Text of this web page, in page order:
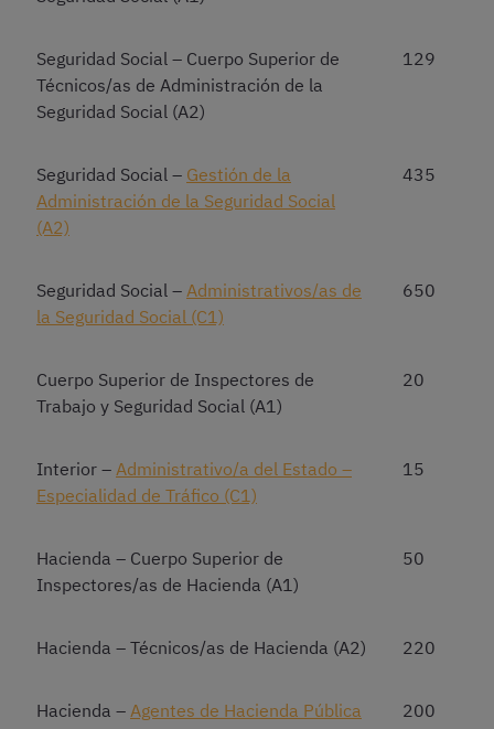
Seguridad Social – Cuerpo Superior de
Técnicos/as de Administración de la
Seguridad Social (A2)
129
Seguridad Social – Gestión de la
Administración de la Seguridad Social
(A2)
435
Seguridad Social – Administrativos/as de
la Seguridad Social (C1)
650
Cuerpo Superior de Inspectores de
Trabajo y Seguridad Social (A1)
20
Interior – Administrativo/a del Estado –
Especialidad de Tráfico (C1)
15
Hacienda – Cuerpo Superior de
Inspectores/as de Hacienda (A1)
50
Hacienda – Técnicos/as de Hacienda (A2) 220
Hacienda – Agentes de Hacienda Pública
200